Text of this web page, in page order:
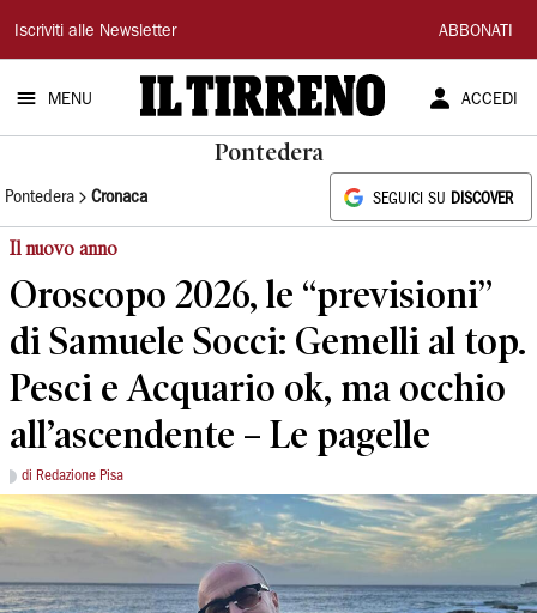
Il
Tirreno
Iscriviti alle Newsletter ABBONATI
MENU ACCEDI
Pontedera
Pontedera Cronaca SEGUICI SU DISCOVER
Il nuovo anno
Oroscopo 2026, le “previsioni”
di Samuele Socci: Gemelli al top.
Pesci e Acquario ok, ma occhio
all’ascendente – Le pagelle
di Redazione Pisa